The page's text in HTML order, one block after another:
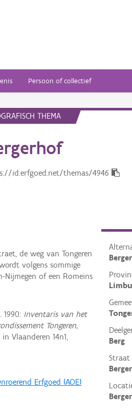
Persoon of collectief
THEMA
id.erfgoed.net/themas/4946
Berg
Straat
de weg van Tongeren
volgens sommige
Nijmegen of een Romeins
1990: Inventaris van het
Tongeren,
Vlaanderen 14n1,
Erfgoed (AOE)